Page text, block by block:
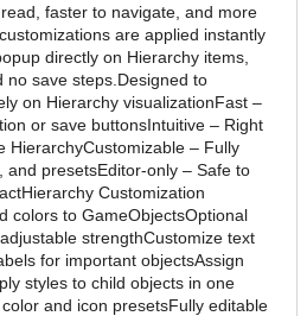
faster to navigate, and more
are applied instantly
directly on Hierarchy items,
no save steps.Designed to
on Hierarchy visualizationFast –
or save buttonsIntuitive – Right
HierarchyCustomizable – Fully
and presetsEditor-only – Safe to
Customization
colors to GameObjectsOptional
strengthCustomize text
for important objectsAssign
styles to child objects in one
and icon presetsFully editable